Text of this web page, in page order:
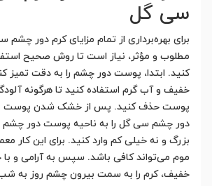
سی گل
برای بهره‌برداری از تمام مزایای کرم دور
مطلوب و مؤثر، نیاز است تا روش صحیح
کنید. ابتدا، پوست دور چشم را به دقت تمیز
خفیف و آب گرم استفاده کنید تا هرگونه
پوست حذف کنید. پس از خشک شدن پوست
دور چشم سی گل را به ناحیه پوست دور چشم
بزرگ و نه خیلی کم وارد کنید. برای این کار
موم می‌تواند کافی باشد. سپس به آرامی و
خفیف، کرم را به سمت بیرون چشم روز به